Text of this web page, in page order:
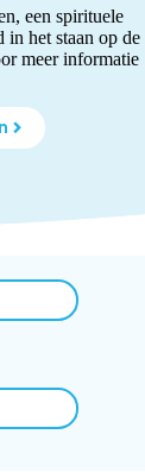
een spirituele
in het staan op de
meer informatie